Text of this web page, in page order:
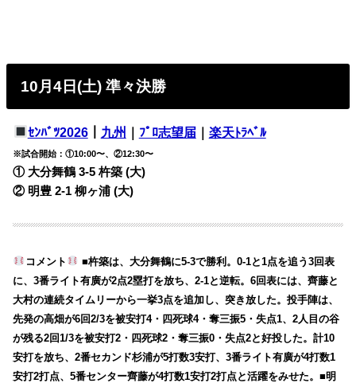
10月4日(土) 準々決勝
ｾﾝﾊﾞﾂ2026｜ 九州 ﾌﾟﾛ志望届｜ 楽天ﾄﾗﾍﾞﾙ
※試合開始：①10:00〜、②12:30〜
① 大分舞鶴 3-5 杵築 (大)
② 明豊 2-1 柳ヶ浦 (大)
コメント
■杵築は、大分舞鶴に5-3で勝利。0-1と1点を追う3回表
に、3番ライト有廣が2点2塁打を放ち、2-1と逆転。6回表には、齊藤と
大村の連続タイムリーから一挙3点を追加し、突き放した。投手陣は、
先発の高畑が6回2/3を被安打4・四死球4・奪三振5・失点1、2人目の谷
が残る2回1/3を被安打2・四死球2・奪三振0・失点2と好投した。計10
安打を放ち、2番セカンド杉浦が5打数3安打、3番ライト有廣が4打数1
安打2打点、5番センター齊藤が4打数1安打2打点と活躍をみせた。■明